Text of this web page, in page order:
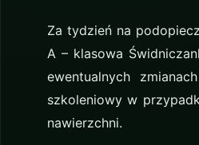
Za tydzień na
A – klasowa
ewentualnych
szkoleniowy w
nawierzchni.